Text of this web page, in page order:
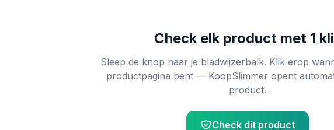
Check elk product met 1
Sleep de knop naar je bladwijzerbalk. Klik erop
productpagina bent — KoopSlimmer opent
product.
Check dit product